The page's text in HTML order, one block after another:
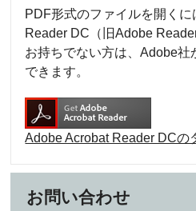
PDF形式のファイルを開く
Reader DC（旧Adobe
お持ちでない方は、Adobe社
できます。
Adobe Acrobat Reader DCの
お問い合わせ